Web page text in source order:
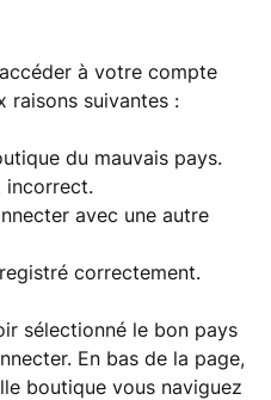
à votre compte
raisons suivantes :
du mauvais pays.
incorrect.
avec une autre
correctement.
sélectionné le bon pays
En bas de la page,
boutique vous naviguez